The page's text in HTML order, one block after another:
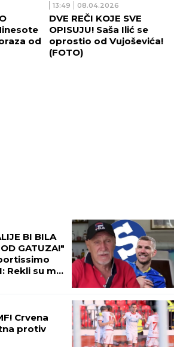
od
13:49 08.04.2026
DVE REČI KOJE SVE
OPISUJU! Saša Ilić se
oprostio od Vujoševića!
(FOTO)
BI BILA
GATUZA!"
Rekli su mi
Crvena
protiv